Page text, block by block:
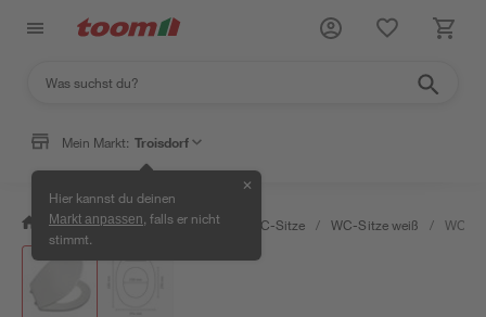
Mein Markt: Troisdorf
Hier kannst du deinen
Markt anpassen , falls er nicht
stimmt.
✕
/ Bad & Sanitär / Toiletten WC-Sitze / WC-Sitze weiß / WC-